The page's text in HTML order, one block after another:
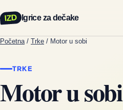
IZD Igrice za dečake
Početna / Trke / Motor u sobi
TRKE
Motor u sobi